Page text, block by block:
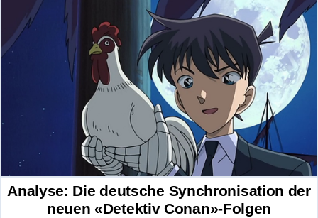
Analyse: Die deutsche Synchronisation der
neuen «Detektiv Conan»-Folgen